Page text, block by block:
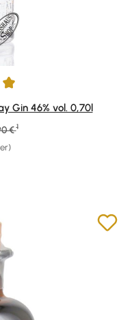
von 5 Sternen
Gin 46% vol. 0,70l
Preis:
€ 1